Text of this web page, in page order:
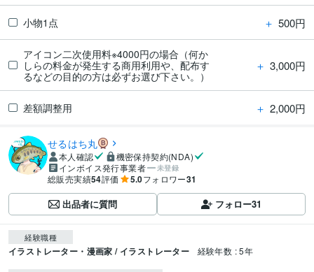
小物1点 ＋ 500円
アイコン二次使用料※4000円の場合（何か
しらの料金が発生する商用利用や、配布す
るなどの目的の方は必ずお選び下さい。）
＋ 3,000円
差額調整用 ＋ 2,000円
せるはち丸
本人確認
機密保持契約(NDA)
インボイス発行事業者
未登録
総販売実績54評価 5.0フォロワー31
出品者に質問 フォロー31
経験職種
イラストレーター・漫画家 / イラストレーター 経験年数 : 5年